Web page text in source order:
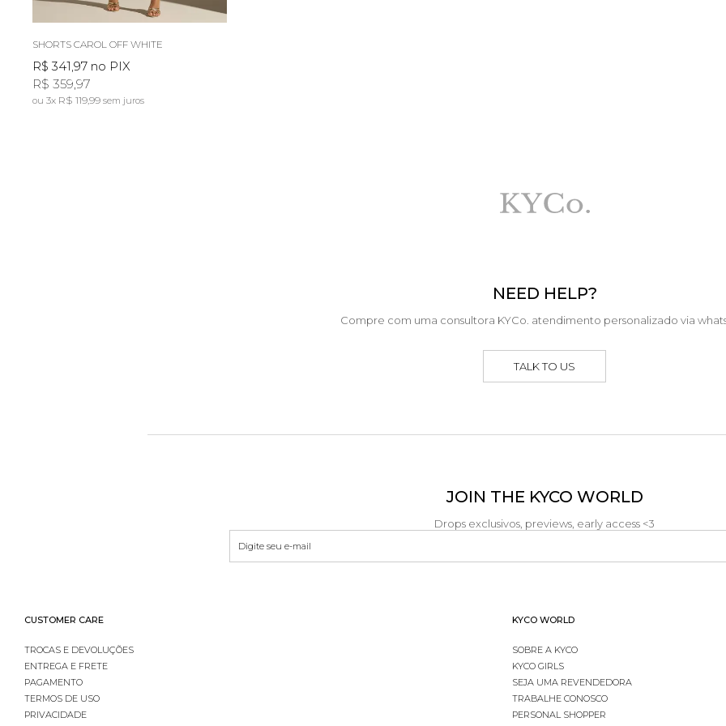
SHORTS CAROL OFF WHITE
R$ 341,97 no PIX
R$ 359,97
3x R$ 119,99 sem juros
NEED HELP?
Compre com uma consultora KYCo. atendimento personalizado via
TALK TO US
JOIN THE KYCO WORLD
Drops exclusivos, previews, early access <3
CUSTOMER CARE
TROCAS E DEVOLUÇÕES
ENTREGA E FRETE
PAGAMENTO
TERMOS DE USO
PRIVACIDADE
KYCO WORLD
SOBRE A KYCO
KYCO GIRLS
SEJA UMA REVENDEDORA
TRABALHE CONOSCO
PERSONAL SHOPPER